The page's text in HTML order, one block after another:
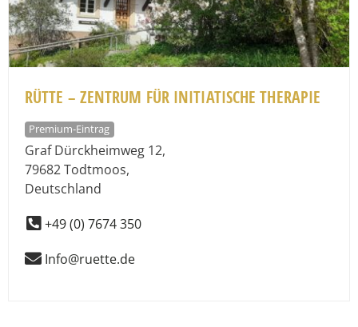
RÜTTE – ZENTRUM FÜR INITIATISCHE THERAPIE
Premium-Eintrag
Graf Dürckheimweg 12,
79682Todtmoos,
Deutschland
+49 (0) 7674 350
Info@ruette.de